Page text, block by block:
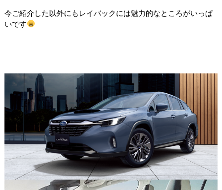
今ご紹介した以外にもレイバックには魅力的なところがいっぱ
いです